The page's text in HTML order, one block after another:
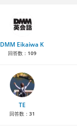
DMM Eikaiwa K
回答数： 109
TE
回答数： 31